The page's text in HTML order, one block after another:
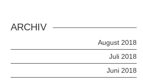
ARCHIV
August 2018
Juli 2018
Juni 2018